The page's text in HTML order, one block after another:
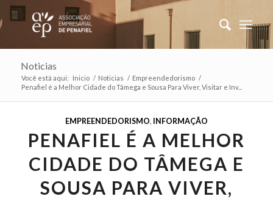
Noticias
Você está aqui: Inicio / Noticias / Empreendedorismo /
Penafiel é a Melhor Cidade do Tâmega e Sousa Para Viver, Visitar e Inv...
EMPREENDEDORISMO, INFORMAÇÃO
PENAFIEL É A MELHOR
CIDADE DO TÂMEGA E
SOUSA PARA VIVER,